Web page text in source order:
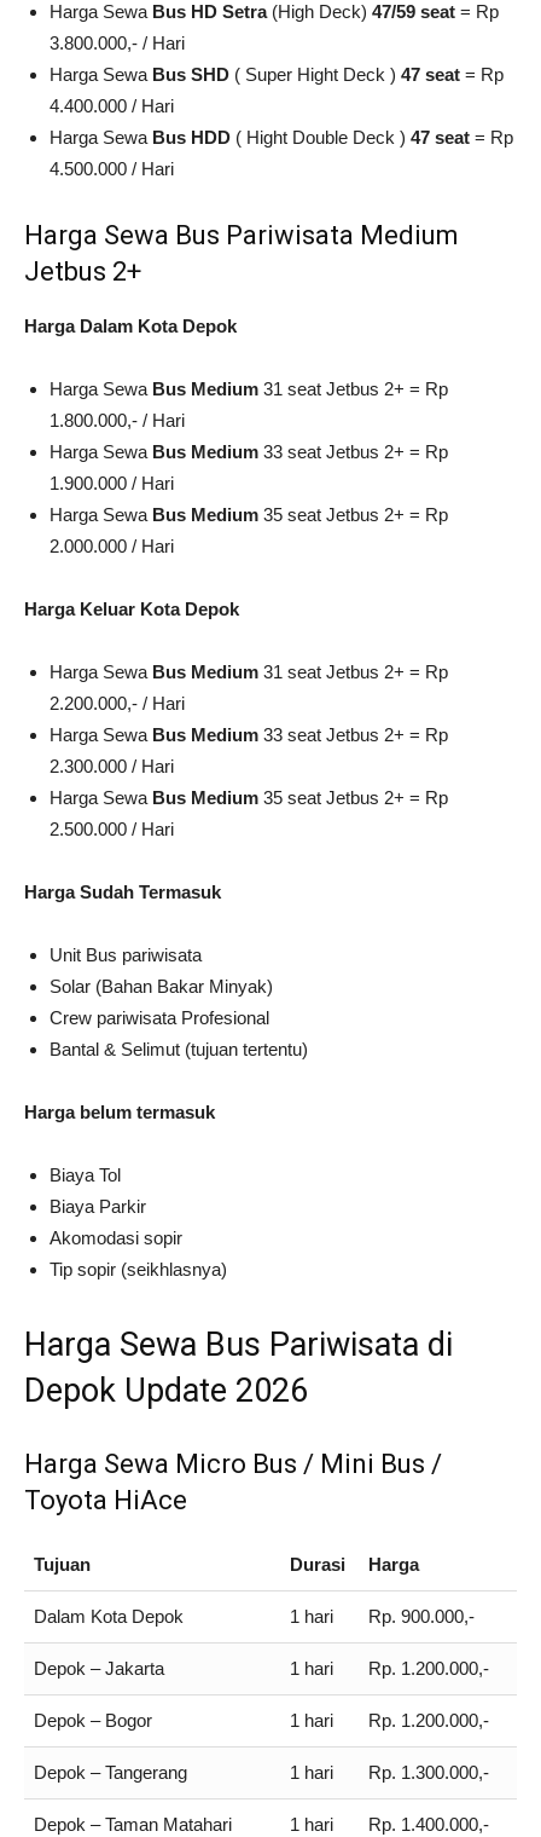
Harga Sewa Bus HD Setra(High Deck) 47/59 seat = Rp
3.800.000,- / Hari
Harga Sewa Bus SHD ( Super Hight Deck ) 47 seat = Rp
4.400.000 / Hari
Harga Sewa Bus HDD ( Hight Double Deck ) 47 seat = Rp
4.500.000 / Hari
Harga Sewa Bus Pariwisata Medium
Jetbus 2+
Harga Dalam Kota Depok
Harga Sewa Bus Medium 31 seat Jetbus 2+ = Rp
1.800.000,- / Hari
Harga Sewa Bus Medium 33 seat Jetbus 2+ = Rp
1.900.000 / Hari
Harga Sewa Bus Medium 35 seat Jetbus 2+ = Rp
2.000.000 / Hari
Harga Keluar Kota Depok
Harga Sewa Bus Medium 31 seat Jetbus 2+ = Rp
2.200.000,- / Hari
Harga Sewa Bus Medium 33 seat Jetbus 2+ = Rp
2.300.000 / Hari
Harga Sewa Bus Medium 35 seat Jetbus 2+ = Rp
2.500.000 / Hari
Harga Sudah Termasuk
Unit Bus pariwisata
Solar (Bahan Bakar Minyak)
Crew pariwisata Profesional
Bantal & Selimut (tujuan tertentu)
Harga belum termasuk
Biaya Tol
Biaya Parkir
Akomodasi sopir
Tip sopir (seikhlasnya)
Harga Sewa Bus Pariwisata di
Depok Update 2026
Harga Sewa Micro Bus / Mini Bus /
Toyota HiAce
Tujuan Durasi Harga
Dalam Kota Depok 1 hari Rp. 900.000,-
Depok – Jakarta 1 hari Rp. 1.200.000,-
Depok – Bogor 1 hari Rp. 1.200.000,-
Depok – Tangerang 1 hari Rp. 1.300.000,-
Depok – Taman Matahari 1 hari Rp. 1.400.000,-